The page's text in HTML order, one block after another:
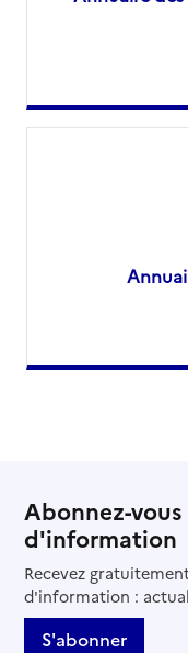
Abonnez-
d'information
Recevez
d'information :
S'abonner